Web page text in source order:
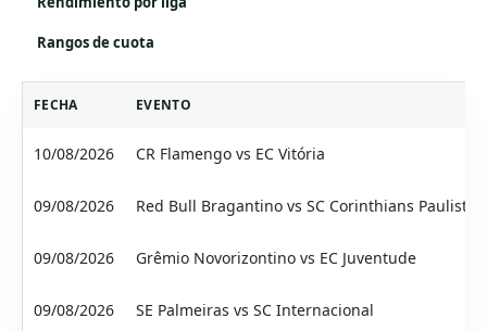
Rangos de cuota
FECHA EVENTO
10/08/2026 CR Flamengo vs EC Vitória
09/08/2026 Red Bull Bragantino vs SC Corinthians Paulista
09/08/2026 Grêmio Novorizontino vs EC Juventude
09/08/2026 SE Palmeiras vs SC Internacional